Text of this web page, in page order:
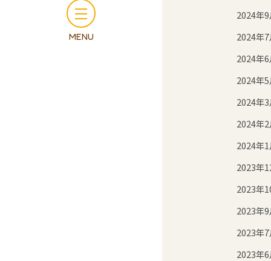
2024年
2024年
2024年
2024年
2024年
2024年
2024年
2023年
2023年
2023年
2023年
2023年